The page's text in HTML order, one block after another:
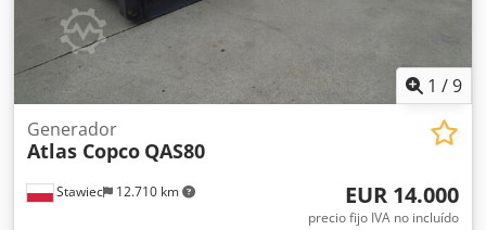
1 /9
Stawiec 12.710 km
Generador
Atlas Copco QAS80
EUR 14.000
precio fijo IVA no incluído